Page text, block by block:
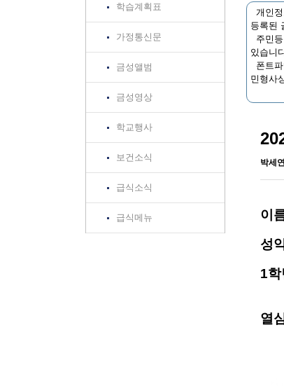
학습계획표
가정통신문
금성앨범
금성영상
학교행사
보건소식
급식소식
급식메뉴
개인
등록된
주민
있습니
폰트
민형사
박세연
이
성
1
열